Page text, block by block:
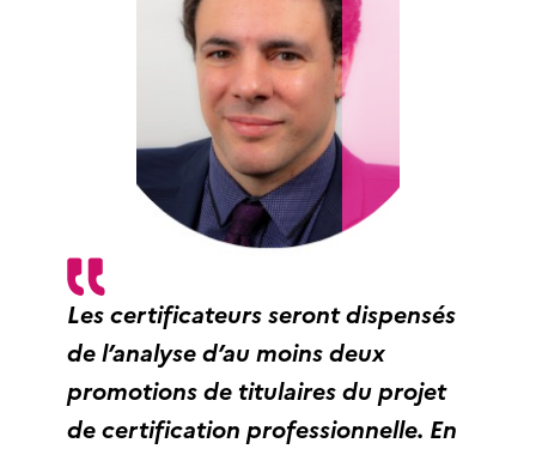
Les certificateurs seront dispensés
de l’analyse d’au moins deux
promotions de titulaires du projet
de certification professionnelle. En